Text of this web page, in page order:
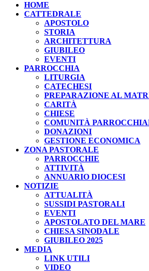
HOME
CATTEDRALE
APOSTOLO
STORIA
ARCHITETTURA
GIUBILEO
EVENTI
PARROCCHIA
LITURGIA
CATECHESI
PREPARAZIONE AL
CARITÀ
CHIESE
COMUNITÀ
DONAZIONI
GESTIONE ECONOMICA
ZONA PASTORALE
PARROCCHIE
ATTIVITÀ
ANNUARIO DIOCESI
NOTIZIE
ATTUALITÀ
SUSSIDI PASTORALI
EVENTI
APOSTOLATO DEL MARE
CHIESA SINODALE
GIUBILEO 2025
MEDIA
LINK UTILI
VIDEO